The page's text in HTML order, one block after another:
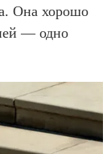
Она хорошо
— одно